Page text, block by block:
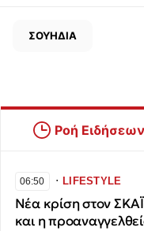
ΣΟΥΗΔΙΑ
Ροή Ειδήσεων
06:50 ∙LIFESTYLE
Νέα κρίση στον
και η